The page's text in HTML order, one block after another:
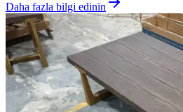
Daha fazla bilgi edinin